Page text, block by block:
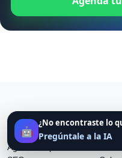
🤖
¿No encontraste lo
Pregúntale a la IA
MARGETC
Agencia especializada en